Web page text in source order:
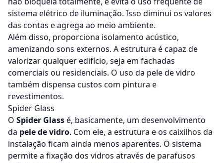
sistema elétrico de iluminação. Isso diminui os valores
das contas e agrega ao meio ambiente.
Além disso, proporciona isolamento acústico,
amenizando sons externos. A estrutura é capaz de
valorizar qualquer edifício, seja em fachadas
comerciais ou residenciais. O uso da pele de vidro
também dispensa custos com pintura e
revestimentos.
Spider Glass
O Spider Glassé, basicamente, um desenvolvimento
da pele de vidro. Com ele, a estrutura e os caixilhos da
instalação ficam ainda menos aparentes. O sistema
permite a fixação dos vidros através de parafusos